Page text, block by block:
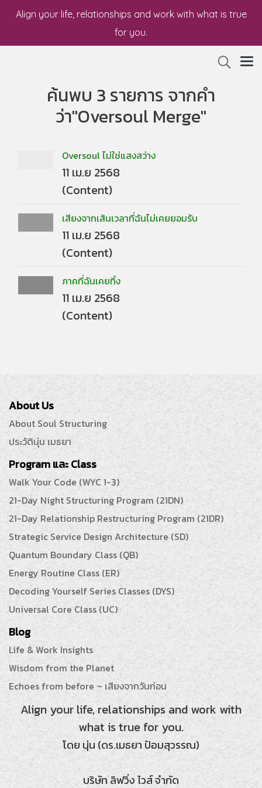
Align your life, relationships and work with what is true
for you.
ค้นพบ 3 รายการ จากคำ
ว่า"Oversoul Merge"
Oversoul ไม่ใช่แสงสว่าง
11 เม.ย 2568
(Content)
เสียงจากเส้นเวลาที่ฉันไม่เคยยอมรับ
11 เม.ย 2568
(Content)
ภาคที่ฉันเคยทิ้ง
11 เม.ย 2568
(Content)
About Us
About Soul Structuring
ประวัตินุ่น เมธยา
Program และ Class
Walk Your Code (WYC 1-3)
21-Day Night Structuring Program (21DN)
21-Day Relationship Restructuring Program (21DR)
Strategic Service Design Architecture (SD)
Quantum Boundary Class (QB)
Energy Routine Class (ER)
Decoding Yourself Series Classes (DYS)
Universal Core Class (UC)
Blog
Life & Work Insights
Wisdom from the Planet
Echoes from before ~ เสียงจากวันก่อน
Align your life, relationships and work with
what is true for you.
โดย นุ่น (ดร.เมธยา ป้อมสุวรรณ)
บริษัท ลิฟวิ่ง ไวส์ จำกัด